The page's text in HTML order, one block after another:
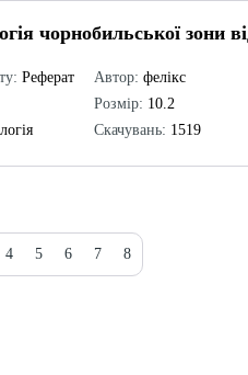
чорнобильської зони
Реферат
Автор: фелікс
Розмір: 10.2
Скачувань: 1519
4 5 6 7 8